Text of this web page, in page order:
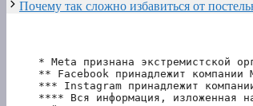
Почему так сложно избавиться от
* Meta признана экстремистской
** Facebook принадлежит компании
*** Instagram принадлежит
**** Вся информация, изложенная